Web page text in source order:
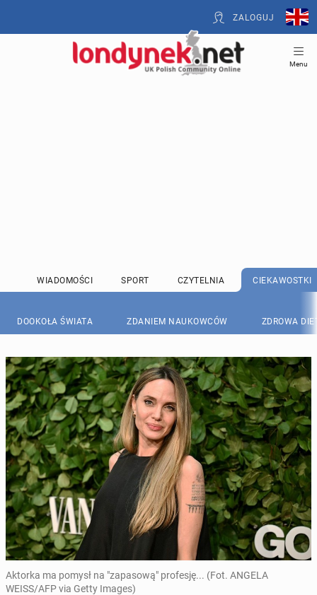
ZALOGUJ
Menu
WIADOMOŚCI SPORT CZYTELNIA CIEKAWOSTKI
DOOKOŁA ŚWIATA ZDANIEM NAUKOWCÓW ZDROWA
Aktorka ma pomysł na "zapasową" profesję... (Fot. ANGELA
WEISS/AFP via Getty Images)